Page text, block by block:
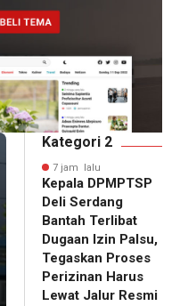
Kategori 2
7 jam lalu
Kepala DPMPTSP
Deli Serdang
Bantah Terlibat
Dugaan Izin Palsu,
Tegaskan Proses
Perizinan Harus
Lewat Jalur Resmi